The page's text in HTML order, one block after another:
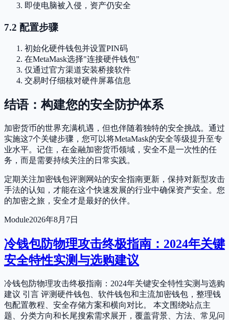
即使电脑被入侵，资产仍安全
7.2 配置步骤
初始化硬件钱包并设置PIN码
在MetaMask选择"连接硬件钱包"
仅通过官方渠道安装桥接软件
交易时仔细核对硬件屏幕信息
结语：构建您的安全防护体系
加密货币的世界充满机遇，但也伴随着独特的安全挑战。通过
实施这7个关键步骤，您可以将MetaMask的安全等级提升至专
业水平。记住，在金融加密货币领域，安全不是一次性的任
务，而是需要持续关注的日常实践。
定期关注加密钱包评测网站的安全指南更新，保持对新型攻击
手法的认知，才能在这个快速发展的行业中确保资产安全。您
的加密之旅，安全才是最好的伙伴。
Module2026年8月7日
冷钱包防物理攻击终极指南：2024年关键
安全特性实测与选购建议
冷钱包防物理攻击终极指南：2024年关键安全特性实测与选购
建议 引言 评测硬件钱包、软件钱包和主流加密钱包，整理钱
包配置教程、安全存储方案和横向对比。 本文围绕站点主
题、分类方向和长尾搜索需求展开，覆盖背景、方法、常见问